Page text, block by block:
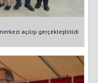
açılışı gerçekleştirildi